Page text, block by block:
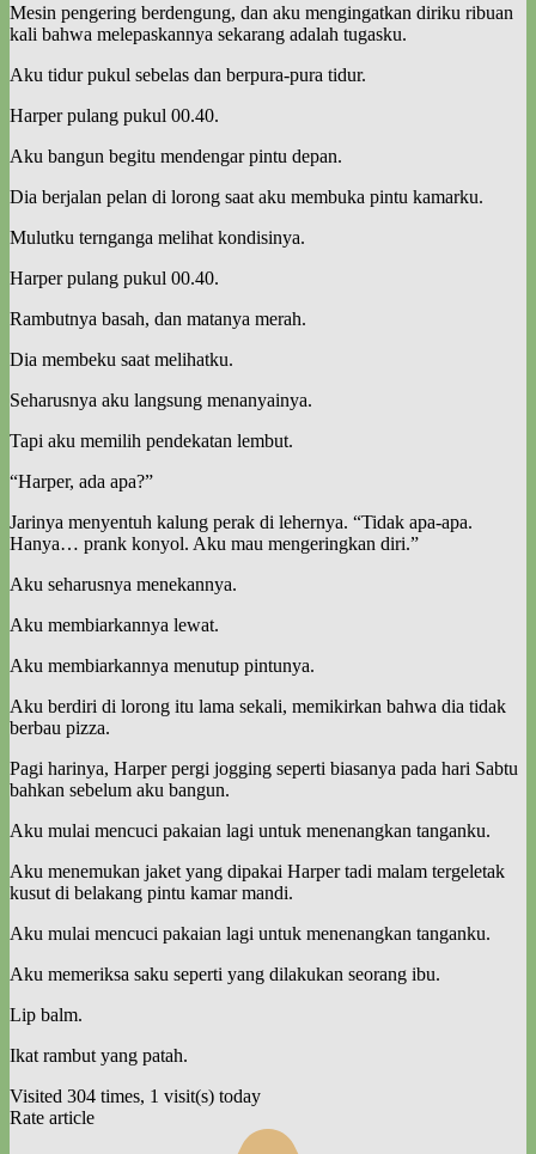
Mesin pengering berdengung, dan aku mengingatkan diriku ribuan
kali bahwa melepaskannya sekarang adalah tugasku.
Aku tidur pukul sebelas dan berpura-pura tidur.
Harper pulang pukul 00.40.
Aku bangun begitu mendengar pintu depan.
Dia berjalan pelan di lorong saat aku membuka pintu kamarku.
Mulutku ternganga melihat kondisinya.
Harper pulang pukul 00.40.
Rambutnya basah, dan matanya merah.
Dia membeku saat melihatku.
Seharusnya aku langsung menanyainya.
Tapi aku memilih pendekatan lembut.
“Harper, ada apa?”
Jarinya menyentuh kalung perak di lehernya. “Tidak apa-apa.
Hanya… prank konyol. Aku mau mengeringkan diri.”
Aku seharusnya menekannya.
Aku membiarkannya lewat.
Aku membiarkannya menutup pintunya.
Aku berdiri di lorong itu lama sekali, memikirkan bahwa dia tidak
berbau pizza.
Pagi harinya, Harper pergi jogging seperti biasanya pada hari Sabtu
bahkan sebelum aku bangun.
Aku mulai mencuci pakaian lagi untuk menenangkan tanganku.
Aku menemukan jaket yang dipakai Harper tadi malam tergeletak
kusut di belakang pintu kamar mandi.
Aku mulai mencuci pakaian lagi untuk menenangkan tanganku.
Aku memeriksa saku seperti yang dilakukan seorang ibu.
Lip balm.
Ikat rambut yang patah.
Visited 304 times, 1 visit(s) today
Rate article